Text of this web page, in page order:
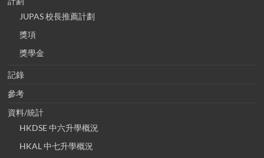
JUPAS 校長推薦計劃
獎項
獎學金
記錄
參考
資料/統計
HKDSE 中六升學概況
HKAL 中七升學概況